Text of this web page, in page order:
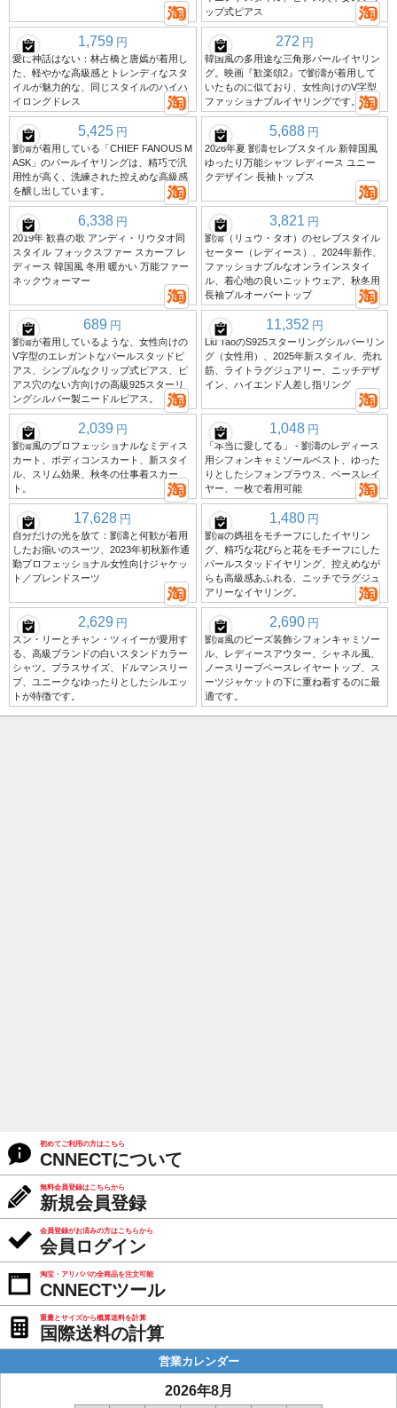
ップ式ピアス
1,759 円
愛に神話はない：林占橋と唐嫣が着用し
た、軽やかな高級感とトレンディなスタ
イルが魅力的な、同じスタイルのハイハ
イロングドレス
272 円
韓国風の多用途な三角形パールイヤリン
グ。映画『歓楽頌2』で劉濤が着用して
いたものに似ており、女性向けのV字型
ファッショナブルイヤリングです。
5,425 円
劉濤が着用している「CHIEF FANOUS M
ASK」のパールイヤリングは、精巧で汎
用性が高く、洗練された控えめな高級感
を醸し出しています。
5,688 円
2026年夏 劉濤セレブスタイル 新韓国風
ゆったり万能シャツ レディース ユニー
クデザイン 長袖トップス
6,338 円
2019年 歓喜の歌 アンディ・リウタオ同
スタイル フォックスファー スカーフ レ
ディース 韓国風 冬用 暖かい 万能ファー
ネックウォーマー
3,821 円
劉濤（リュウ・タオ）のセレブスタイル
セーター（レディース）、2024年新作、
ファッショナブルなオンラインスタイ
ル、着心地の良いニットウェア、秋冬用
長袖プルオーバートップ
689 円
劉濤が着用しているような、女性向けの
V字型のエレガントなパールスタッドピ
アス、シンプルなクリップ式ピアス、ピ
アス穴のない方向けの高級925スターリ
ングシルバー製ニードルピアス。
11,352 円
Liu TaoのS925スターリングシルバーリン
グ（女性用）、2025年新スタイル、売れ
筋、ライトラグジュアリー、ニッチデザ
イン、ハイエンド人差し指リング
2,039 円
劉濤風のプロフェッショナルなミディス
カート、ボディコンスカート、新スタイ
ル、スリム効果、秋冬の仕事着スカー
ト。
1,048 円
「本当に愛してる」 - 劉濤のレディース
用シフォンキャミソールベスト、ゆった
りとしたシフォンブラウス、ベースレイ
ヤー、一枚で着用可能
17,628 円
自分だけの光を放て：劉濤と何歓が着用
したお揃いのスーツ、2023年初秋新作通
勤プロフェッショナル女性向けジャケッ
ト／ブレンドスーツ
1,480 円
劉濤の媽祖をモチーフにしたイヤリン
グ、精巧な花びらと花をモチーフにした
パールスタッドイヤリング、控えめなが
らも高級感あふれる、ニッチでラグジュ
アリーなイヤリング。
2,629 円
スン・リーとチャン・ツィイーが愛用す
る、高級ブランドの白いスタンドカラー
シャツ。プラスサイズ、ドルマンスリー
ブ、ユニークなゆったりとしたシルエッ
トが特徴です。
2,690 円
劉濤風のビーズ装飾シフォンキャミソー
ル、レディースアウター、シャネル風、
ノースリーブベースレイヤートップ、ス
ーツジャケットの下に重ね着するのに最
適です。
初めてご利用の方はこちら
CNNECTについて
無料会員登録はこちらから
新規会員登録
会員登録がお済みの方はこちらから
会員ログイン
淘宝・アリババの全商品を注文可能
CNNECTツール
重量とサイズから概算送料を計算
国際送料の計算
営業カレンダー
2026年8月